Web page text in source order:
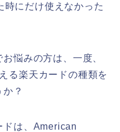
にだけ使えなかった
悩みの方は、一度、
る楽天カードの種類を
？
ドは、American